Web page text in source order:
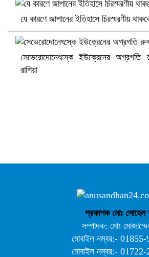
যে কারণে জাপানের ইতিহাসে চিরস্মরণীয়
সেভেরোদোনেৎস্কে ইউক্রেনের অগ্রগতি
রাশিয়া
প্রকাশক মোঃ সোহেল
সম্পাদক: মোঃ
মোবাইল নম্বর:-
মোবাইল নম্বর:-